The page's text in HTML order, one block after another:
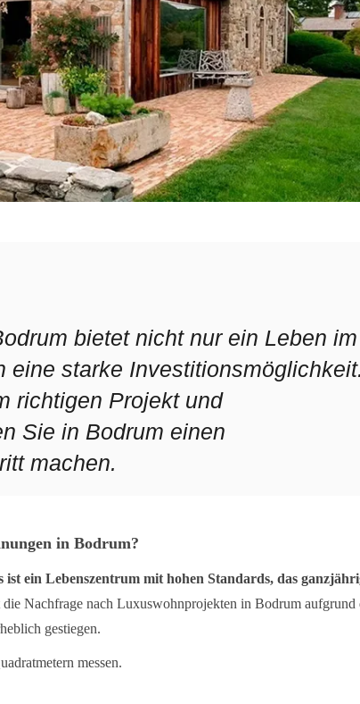
bietet nicht nur ein Leben im
eine starke
richtigen Projekt und
Sie in Bodrum einen
machen.
in Bodrum?
ist ein Lebenszentrum mit hohen Standards, das
die Nachfrage nach Luxuswohnprojekten in Bodrum aufgrund
gestiegen.
messen.